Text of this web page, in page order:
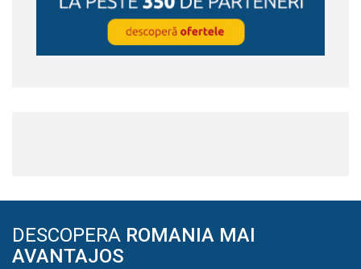
DESCOPERA ROMANIA MAI
AVANTAJOS